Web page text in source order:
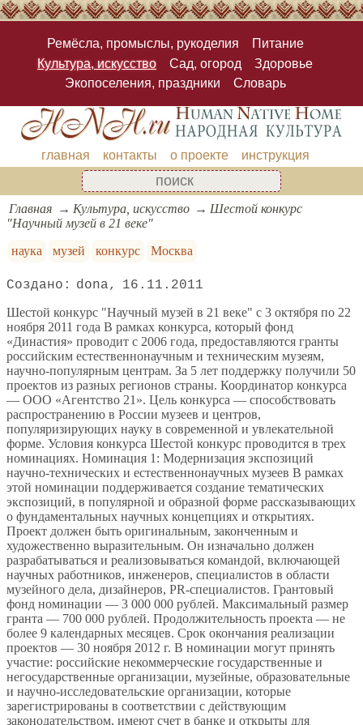
Ремёсла, промыслы, рукоделия
Питание
Культура, искусство
Сад, огород
Здоровье
Экопоселения, праздники
Словарь
главная контакты о проекте инструкция
Главная Культура, искусство
Шестой конкурс
"Научный музей в 21 веке"
наука
музей конкурс Москва
dona 16.11.2011
Шестой конкурс "Научный музей в 21 веке" c 3 октября по 22
ноября 2011 года В рамках конкурса, который фонд
«Династия» проводит с 2006 года, предоставляются гранты
российским естественнонаучным и техническим музеям,
научно-популярным центрам. За 5 лет поддержку получили 50
проектов из разных регионов страны. Координатор конкурса
— ООО «Агентство 21». Цель конкурса — способствовать
распространению в России музеев и центров,
популяризирующих науку в современной и увлекательной
форме. Условия конкурса Шестой конкурс проводится в трех
номинациях. Номинация 1: Модернизация экспозиций
научно-технических и естественнонаучных музеев В рамках
этой номинации поддерживается создание тематических
экспозиций, в популярной и образной форме рассказывающих
о фундаментальных научных концепциях и открытиях.
Проект должен быть оригинальным, законченным и
художественно выразительным. Он изначально должен
разрабатываться и реализовываться командой, включающей
научных работников, инженеров, специалистов в области
музейного дела, дизайнеров, PR-специалистов. Грантовый
фонд номинации — 3 000 000 рублей. Максимальный размер
гранта — 700 000 рублей. Продолжительность проекта — не
более 9 календарных месяцев. Срок окончания реализации
проектов — 30 ноября 2012 г. В номинации могут принять
участие: российские некоммерческие государственные и
негосударственные организации, музейные, образовательные
и научно-исследовательские организации, которые
зарегистрированы в соответствии с действующим
законодательством, имеют счет в банке и открыты для